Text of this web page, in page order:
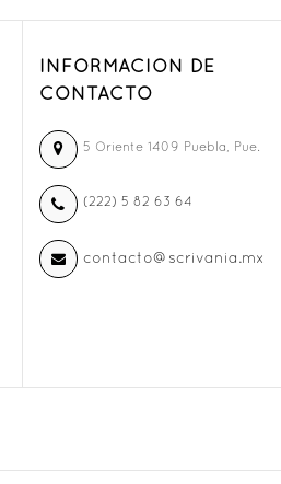
INFORMACION DE
CONTACTO
5 Oriente 1409 Puebla, Pue.
(222) 5 82 63 64
contacto@scrivania.mx